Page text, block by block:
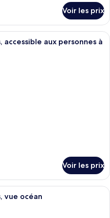
Voir les prix
Une chambre d’hôtel avec deux lits,
accessible aux personnes à
Voir les prix
Une chambre d’hôtel avec deux lits,
vue océan